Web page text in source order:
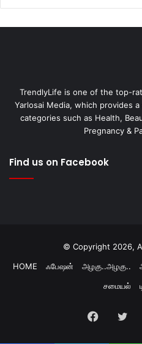
TrendlyLife is one of the top-
Yarlosai Media, which provides
categories such as Health,
Pregnancy &
Find us on Facebook
© Copyright 2026,
HOME
ஃபேஷன் அழகு..அழகு..
சமையல்